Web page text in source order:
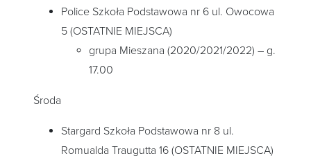
Police Szkoła Podstawowa nr 6 ul. Owocowa
5 (OSTATNIE MIEJSCA)
grupa Mieszana (2020/2021/2022) – g.
17.00
Środa
Stargard Szkoła Podstawowa nr 8 ul.
Romualda Traugutta 16 (OSTATNIE MIEJSCA)